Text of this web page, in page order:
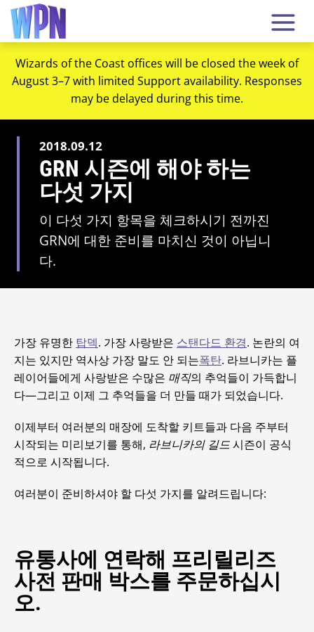
Wizards of the Coast offices will be closed the week of
August 3–7 with limited Support availability. Responses
may be delayed during this time.
2018.09.12
GRN 시즌에 해야 하는
다섯 가지
이 다섯 가지 항목을 체크하시기 전까진
GRN에 대한 준비를 마치신 것이 아닙니
다.
가장 유명한 탑덱. 가장 사랑받은 스탠다드 환경. 논란의 여
지는 있지만 역사상 가장 말도 안 되는폭탄. 라브니카는 플
레이어들에게 사랑받은 수많은 매직의 추억들이 가득합니
다—그리고 이제 그 추억들을 더 만들 때가 되었습니다.
이제부터 여러분의 매장에 도착할 키트들과 다음 주부터
시작되는 미리보기를 통해, 라브니카의 길드시즌이 공식
적으로 시작됩니다.
여러분이 준비하셔야 할 다섯 가지를 알려드립니다:
유통사에 연락해 프리릴리즈
사전 판매 박스를 주문하십시
오.